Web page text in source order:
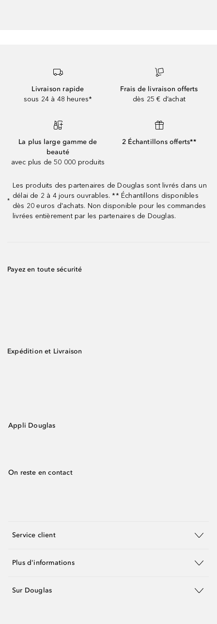
Livraison rapide
sous 24 à 48 heures*
Frais de livraison offerts
dès 25 € d’achat
La plus large gamme de
beauté
avec plus de 50 000 produits
2 Échantillons offerts**
*
Les produits des partenaires de Douglas sont livrés dans un
délai de 2 à 4 jours ouvrables. ** Échantillons disponibles
dès 20 euros d'achats. Non disponible pour les commandes
livrées entièrement par les partenaires de Douglas.
Payez en toute sécurité
Expédition et Livraison
Appli Douglas
On reste en contact
Service client
Plus d'informations
Sur Douglas